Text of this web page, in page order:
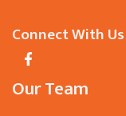
Connect With Us
Our Team